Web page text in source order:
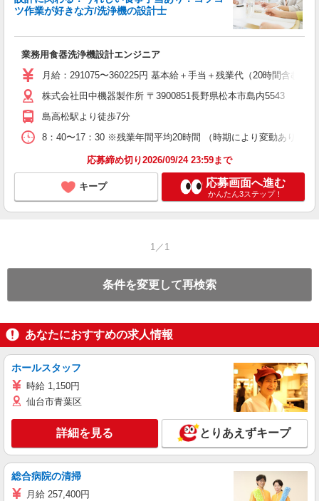
ツ作業が好きな方/洗浄機の設計士
業務用食器洗浄機設計エンジニア
月給：291075〜360225円 基本給＋手当＋残業代（20時間含む）
株式会社田中機器製作所 〒3900851長野県松本市島内5543
島高松駅より徒歩7分
8：40〜17：30 ※残業年間平均20時間 （時期により変動あり）
応募締め切り2026/09/24 23:59まで
キープ 応募画面へ進む
かんたん3ステップ！
1／1
条件を変更して再検索
あなたにおすすめの求人情報
ホールスタッフ
時給 1,150円
仙台市青葉区
詳細を見る とりあえずキープ
総合病院の清掃
月給 257,400円